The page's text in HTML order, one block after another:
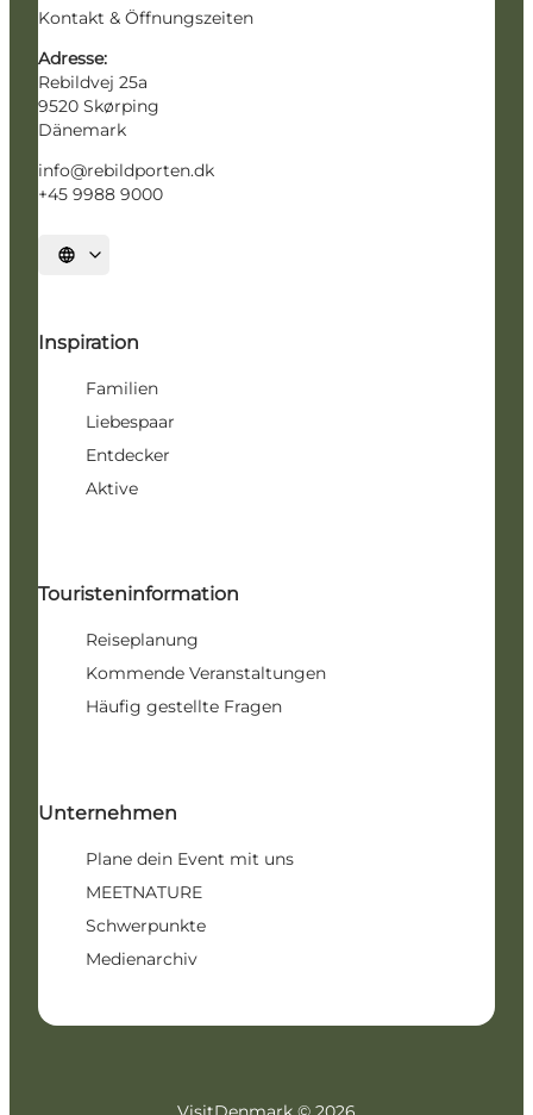
Kontakt & Öffnungszeiten
Adresse:
Rebildvej 25a
9520 Skørping
Dänemark
info@rebildporten.dk
+45 9988 9000
Sprache auswählen
Inspiration
Familien
Liebespaar
Entdecker
Aktive
Touristeninformation
Reiseplanung
Kommende Veranstaltungen
Häufig gestellte Fragen
Unternehmen
Plane dein Event mit uns
MEETNATURE
Schwerpunkte
Medienarchiv